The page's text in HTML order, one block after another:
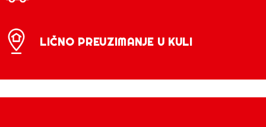
LIČNO PREUZIMANJE U KULI